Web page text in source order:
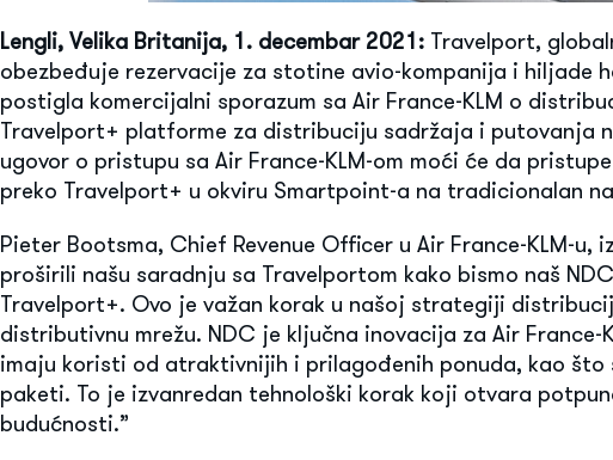
Lengli, Velika Britanija, 1. decembar 2021:Travelport,
obezbeđuje rezervacije za stotine avio-kompanija i hiljade
postigla komercijalni sporazum sa Air France-KLM o
Travelport+ platforme za distribuciju sadržaja i putovanja
ugovor o pristupu sa Air France-KLM-om moći će da
preko Travelport+ u okviru Smartpoint-a na tradicionalan
Pieter Bootsma, Chief Revenue Officer u Air France-KLM-
proširili našu saradnju sa Travelportom kako bismo naš
Travelport+. Ovo je važan korak u našoj strategiji
distributivnu mrežu. NDC je ključna inovacija za Air
imaju koristi od atraktivnijih i prilagođenih ponuda, kao
paketi. To je izvanredan tehnološki korak koji otvara
budućnosti.”